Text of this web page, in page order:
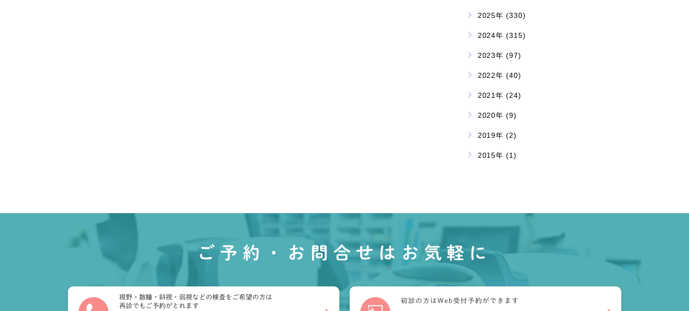
2025年 (330)
2024年 (315)
2023年 (97)
2022年 (40)
2021年 (24)
2020年 (9)
2019年 (2)
2015年 (1)
ご予約・お問合せは お気軽に